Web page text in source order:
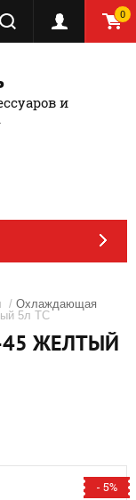
0
и
/ Охлаждающая
5л ТС
45 ЖЕЛТЫЙ
- 5%